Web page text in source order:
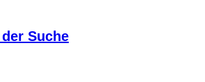
Suche